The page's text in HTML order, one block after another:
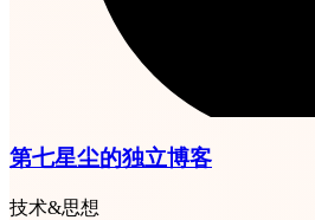
第七星尘的独立博客
技术&思想